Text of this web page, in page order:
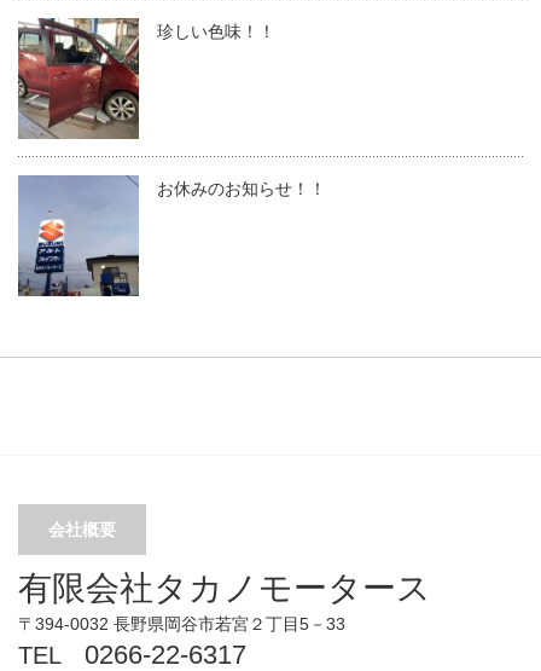
珍しい色味！！
お休みのお知らせ！！
会社概要
有限会社タカノモータース
〒394-0032 長野県岡谷市若宮２丁目5－33
TEL 0266-22-6317